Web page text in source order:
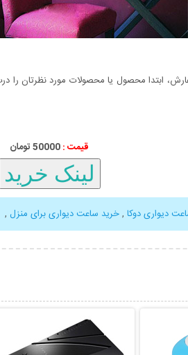
ابتدا محصول یا محصولات مورد نظرتان را
قیمت :50000 تومان
دیواری دوکا ,خرید ساعت دیواری برای منزل ,